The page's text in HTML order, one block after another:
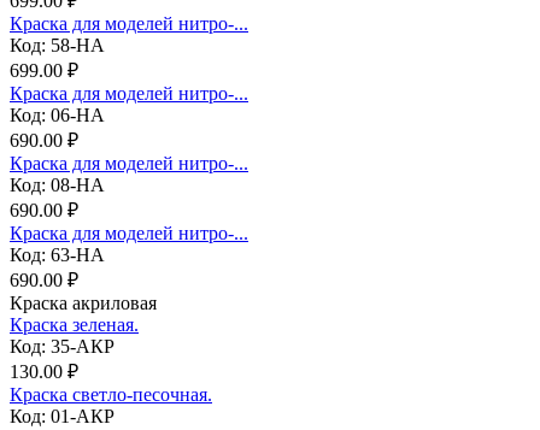
Краска для моделей нитро-...
Код: 58-НА
699.00 ₽
Краска для моделей нитро-...
Код: 06-НА
690.00 ₽
Краска для моделей нитро-...
Код: 08-НА
690.00 ₽
Краска для моделей нитро-...
Код: 63-НА
690.00 ₽
Краска акриловая
Краска зеленая.
Код: 35-АКР
130.00 ₽
Краска светло-песочная.
Код: 01-АКР